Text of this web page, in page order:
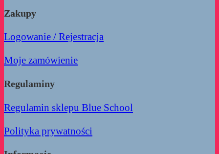
Zakupy
Logowanie / Rejestracja
Moje zamówienie
Regulaminy
Regulamin sklepu Blue School
Polityka prywatności